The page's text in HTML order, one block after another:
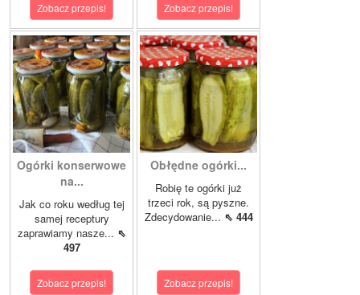
Zobacz przepis! Zobacz przepis!
Ogórki konserwowe
na...
Jak co roku według tej
samej receptury
zaprawiamy nasze... ⇖
497
Zobacz przepis!
Obłędne ogórki...
Robię te ogórki już
trzeci rok, są pyszne.
Zdecydowanie... ⇖ 444
Zobacz przepis!